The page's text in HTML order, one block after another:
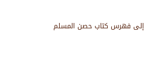
إلى فهرس كتاب حصن المسلم